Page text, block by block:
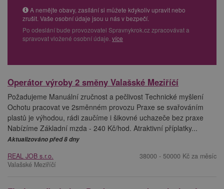
A nemějte obavy, zasílání si můžete kdykoliv upravit nebo
zrušit. Vaše osobní údaje jsou u nás v bezpečí.
Po odeslání bude provozovatel Spravnykrok.cz zpracovávat a
spravovat vložené osobní údaje. více
Operátor výroby 2 směny Valašské Meziříčí
Požadujeme Manuální zručnost a pečlivost Technické myšlení
Ochotu pracovat ve 2směnném provozu Praxe se svařováním
plastů je výhodou, rádi zaučíme i šikovné uchazeče bez praxe
Nabízíme Základní mzda - 240 Kč/hod. Atraktivní příplatky...
Aktualizováno před 8 dny
REAL JOB s.r.o.
Valašské Meziříčí
38000 - 50000 Kč za měsíc